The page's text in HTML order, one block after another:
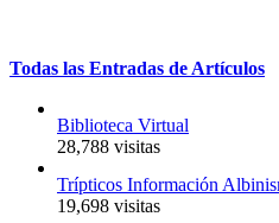
Todas las Entradas de Artículos
Biblioteca Virtual
28,788 visitas
Trípticos Información
19,698 visitas